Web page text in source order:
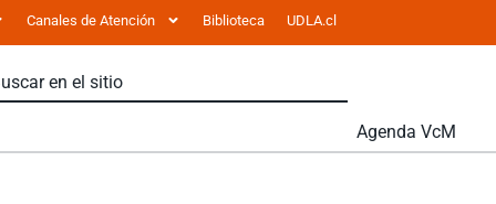
Canales de Atención Biblioteca UDLA.cl
Agenda VcM